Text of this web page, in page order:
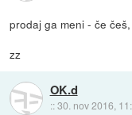
prodaj ga meni - če češ,
zz
OK.d
::30. nov 2016,